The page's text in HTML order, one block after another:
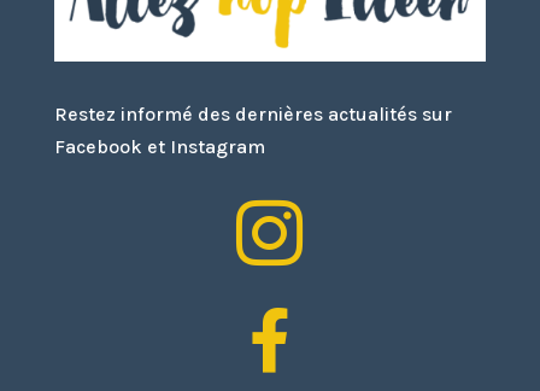
Restez informé des dernières actualités sur
Facebook et Instagram

